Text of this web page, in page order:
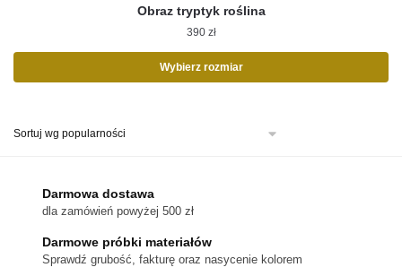
Obraz tryptyk roślina
390 zł
Wybierz rozmiar
wybrać
na
Darmowa dostawa
dla zamówień powyżej 500 zł
Darmowe próbki materiałów
Sprawdź grubość, fakturę oraz nasycenie kolorem